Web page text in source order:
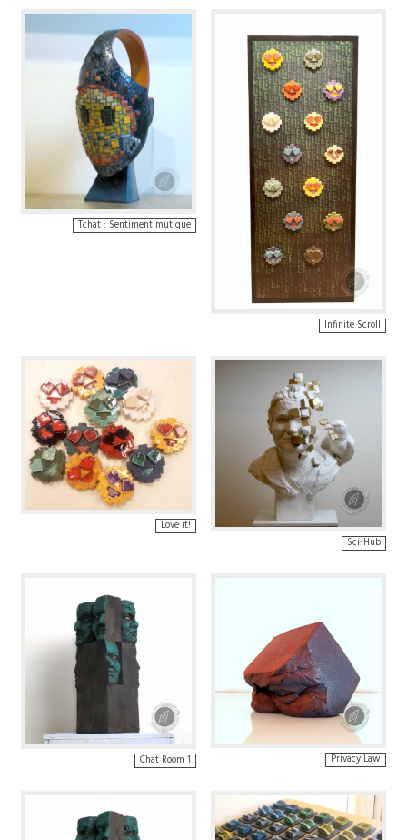
Tchat : Sentiment mutique
Infinite Scroll
Love it!
Sci-Hub
Chat Room 1 Privacy Law